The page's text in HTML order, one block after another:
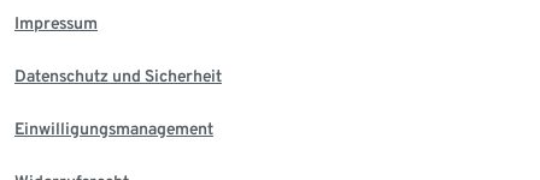
Impressum
Datenschutz und Sicherheit
Einwilligungsmanagement